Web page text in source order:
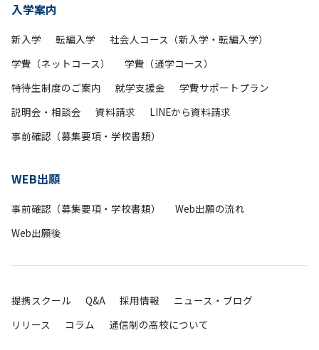
入学案内
新入学 転編入学
社会人コース（新入学・転編入学）
学費（ネットコース）
学費（通学コース）
特待生制度のご案内
就学支援金
学費サポートプラン
説明会・相談会
資料請求
LINEから資料請求
事前確認（募集要項・学校書類）
WEB出願
事前確認（募集要項・学校書類）
Web出願の流れ
Web出願後
提携スクール Q&A 採用情報
ニュース・ブログ
リリース
コラム 通信制の高校について